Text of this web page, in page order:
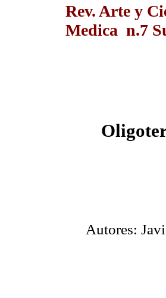
Rev. Arte y
Medica n.7
Autores: